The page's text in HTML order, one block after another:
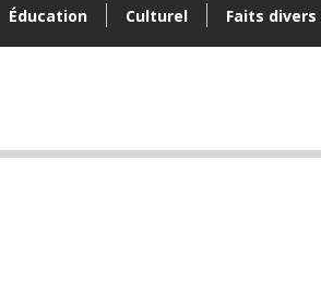
Éducation Culturel Faits divers